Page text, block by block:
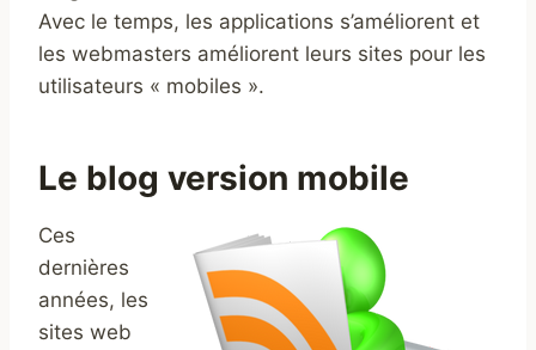
Avec le temps, les applications s’améliorent et
les webmasters améliorent leurs sites pour les
utilisateurs « mobiles ».
Le blog version mobile
Ces
dernières
années, les
sites web